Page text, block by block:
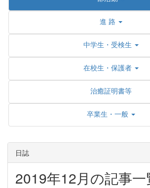
進 路
中学生・受検生
在校生・保護者
治癒証明書等
卒業生・一般
日誌
2019年12月の記事一